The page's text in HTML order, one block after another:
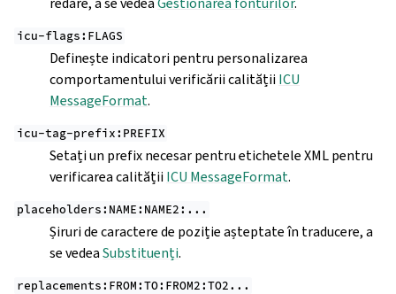
icu-flags:FLAGS
Definește indicatori pentru personalizarea
comportamentului verificării calitățiiICU
MessageFormat.
icu-tag-prefix:PREFIX
Setați un prefix necesar pentru etichetele XML pentru
verificarea calitățiiICU MessageFormat.
placeholders:NAME:NAME2:...
Șiruri de caractere de poziție așteptate în traducere, a
se vedeaSubstituenți.
replacements:FROM:TO:FROM2:TO2...